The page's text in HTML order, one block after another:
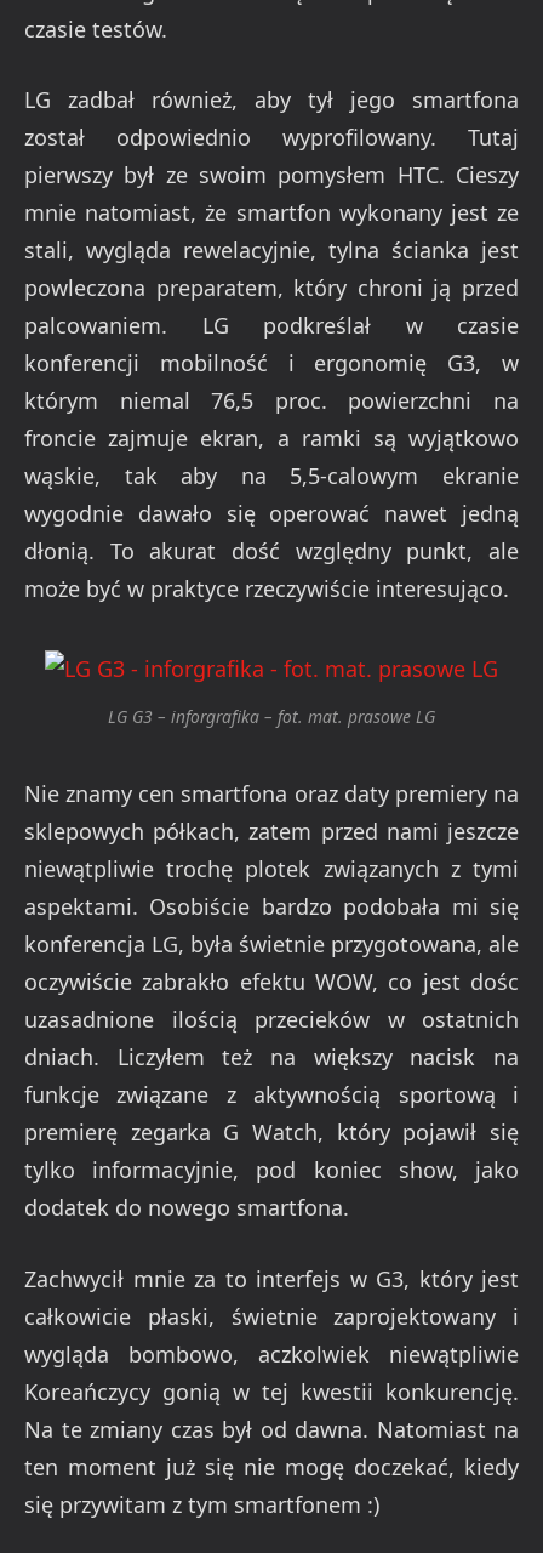
czasie testów.
LG zadbał również, aby tył jego smartfona
został odpowiednio wyprofilowany. Tutaj
pierwszy był ze swoim pomysłem HTC. Cieszy
mnie natomiast, że smartfon wykonany jest ze
stali, wygląda rewelacyjnie, tylna ścianka jest
powleczona preparatem, który chroni ją przed
palcowaniem. LG podkreślał w czasie
konferencji mobilność i ergonomię G3, w
którym niemal 76,5 proc. powierzchni na
froncie zajmuje ekran, a ramki są wyjątkowo
wąskie, tak aby na 5,5-calowym ekranie
wygodnie dawało się operować nawet jedną
dłonią. To akurat dość względny punkt, ale
może być w praktyce rzeczywiście interesująco.
LG G3 – inforgrafika – fot. mat. prasowe LG
Nie znamy cen smartfona oraz daty premiery na
sklepowych półkach, zatem przed nami jeszcze
niewątpliwie trochę plotek związanych z tymi
aspektami. Osobiście bardzo podobała mi się
konferencja LG, była świetnie przygotowana, ale
oczywiście zabrakło efektu WOW, co jest dośc
uzasadnione ilością przecieków w ostatnich
dniach. Liczyłem też na większy nacisk na
funkcje związane z aktywnością sportową i
premierę zegarka G Watch, który pojawił się
tylko informacyjnie, pod koniec show, jako
dodatek do nowego smartfona.
Zachwycił mnie za to interfejs w G3, który jest
całkowicie płaski, świetnie zaprojektowany i
wygląda bombowo, aczkolwiek niewątpliwie
Koreańczycy gonią w tej kwestii konkurencję.
Na te zmiany czas był od dawna. Natomiast na
ten moment już się nie mogę doczekać, kiedy
się przywitam z tym smartfonem :)